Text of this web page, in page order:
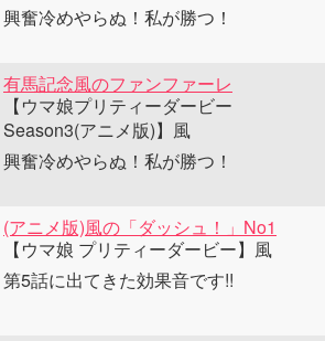
興奮冷めやらぬ！私が勝つ！
有馬記念風のファンファーレ
【ウマ娘プリティーダービー
Season3(アニメ版)】風
興奮冷めやらぬ！私が勝つ！
(アニメ版)風の「ダッシュ！」No1
【ウマ娘 プリティーダービー】風
第5話に出てきた効果音です!!